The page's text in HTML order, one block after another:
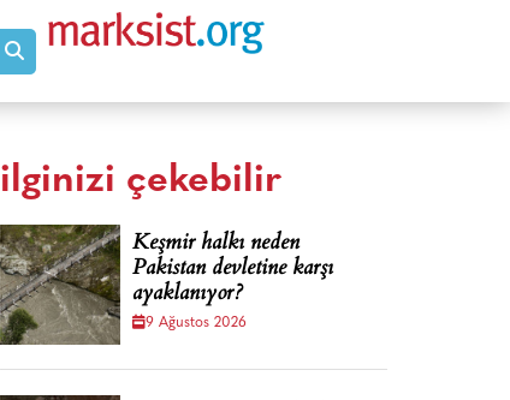
ilginizi çekebilir
Keşmir halkı neden
Pakistan devletine karşı
ayaklanıyor?
9 Ağustos 2026